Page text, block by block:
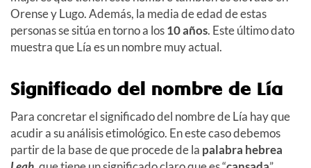
Orense y Lugo. Además, la media de edad de estas
personas se sitúa en torno a los10 años. Este último dato
muestra que Lía es un nombre muy actual.
Significado del nombre de Lía
Para concretar el significado del nombre de Lía hay que
acudir a su análisis etimológico. En este caso debemos
partir de la base de que procede de la palabra hebrea